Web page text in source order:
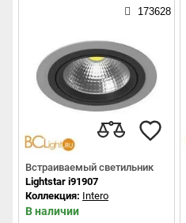
173628
Встраиваемый светильник
Lightstar i91907
Коллекция: Intero
В наличии